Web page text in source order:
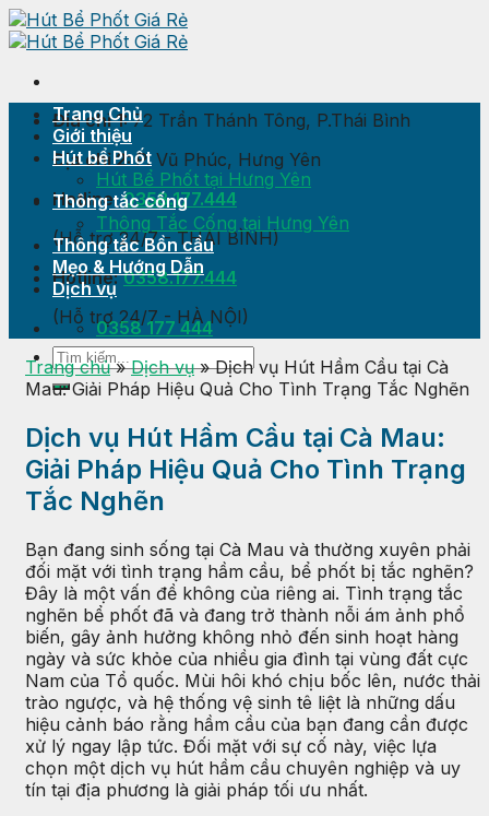
Skip
to
Địa chỉ 1:72 Trần Thánh Tông, P.Thái Bình
Địa chỉ 2:P. Vũ Phúc, Hưng Yên
Hotline: 0358.177.444
(Hỗ trợ 24/7 - THÁI BÌNH)
Hotline: 0358.177.444
(Hỗ trợ 24/7 - HÀ NỘI)
Trang Chủ
Giới thiệu
Hút bể Phốt
Hút Bể Phốt tại Hưng Yên
Thông tắc cống
Thông Tắc Cống tại Hưng Yên
Thông tắc Bồn cầu
Mẹo & Hướng Dẫn
Dịch vụ
0358 177 444
Trang chủ»Dịch vụ»Dịch vụ Hút Hầm Cầu tại Cà
Mau: Giải Pháp Hiệu Quả Cho Tình Trạng Tắc Nghẽn
Dịch vụ Hút Hầm Cầu tại Cà Mau:
Giải Pháp Hiệu Quả Cho Tình Trạng
Tắc Nghẽn
Bạn đang sinh sống tại Cà Mau và thường xuyên phải
đối mặt với tình trạng hầm cầu, bể phốt bị tắc nghẽn?
Đây là một vấn đề không của riêng ai. Tình trạng tắc
nghẽn bể phốt đã và đang trở thành nỗi ám ảnh phổ
biến, gây ảnh hưởng không nhỏ đến sinh hoạt hàng
ngày và sức khỏe của nhiều gia đình tại vùng đất cực
Nam của Tổ quốc. Mùi hôi khó chịu bốc lên, nước thải
trào ngược, và hệ thống vệ sinh tê liệt là những dấu
hiệu cảnh báo rằng hầm cầu của bạn đang cần được
xử lý ngay lập tức. Đối mặt với sự cố này, việc lựa
chọn một dịch vụ hút hầm cầu chuyên nghiệp và uy
tín tại địa phương là giải pháp tối ưu nhất.